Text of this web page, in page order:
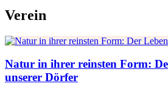
Verein
Natur in ihrer reinsten Form:
unserer Dörfer